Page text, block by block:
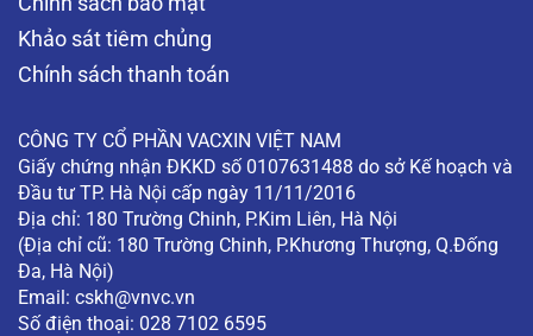
Khảo sát tiêm chủng
Chính sách thanh toán
CÔNG TY CỔ PHẦN VACXIN VIỆT NAM
Giấy chứng nhận ĐKKD số 0107631488 do sở Kế hoạch và
Đầu tư TP. Hà Nội cấp ngày 11/11/2016
Địa chỉ: 180 Trường Chinh, P.Kim Liên, Hà Nội
(Địa chỉ cũ: 180 Trường Chinh, P.Khương Thượng, Q.Đống
Đa, Hà Nội)
Email: cskh@vnvc.vn
Số điện thoại: 028 7102 6595